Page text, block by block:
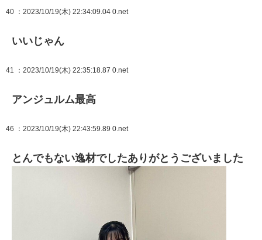
40 ：2023/10/19(木) 22:34:09.04 0.net
いいじゃん
41 ：2023/10/19(木) 22:35:18.87 0.net
アンジュルム最高
46 ：2023/10/19(木) 22:43:59.89 0.net
とんでもない逸材でしたありがとうございました